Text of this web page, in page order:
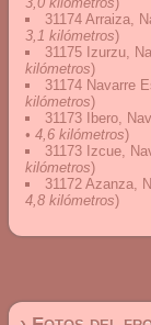
31174 Arraiza,
3,1 kilómetros)
31175 Izurzu,
kilómetros)
31174 Navarre
kilómetros)
31173 Ibero,
• 4,6 kilómetros)
31173 Izcue,
kilómetros)
31172 Azanza,
4,8 kilómetros)